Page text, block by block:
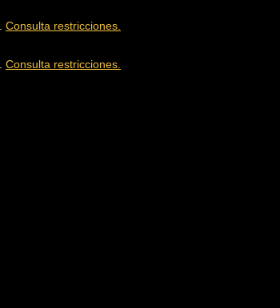
Consulta restricciones.
Consulta restricciones.